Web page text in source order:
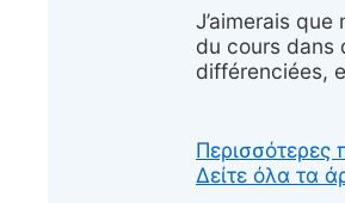
J’aimerais
du cours dans
différenciées,
Περισσότερες
Δείτε όλα τα